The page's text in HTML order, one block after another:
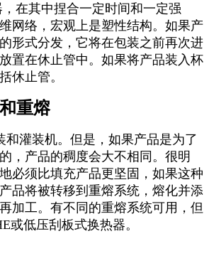
在其中捏合一定时间和一定强
网络，宏观上是塑性结构。如果产
形式分发，它将在包装之前再次进
置在休止管中。如果将产品装入杯
休止管。
重熔
和灌装机。但是，如果产品是为了
，产品的稠度会大不相同。很明
必须比填充产品更坚固，如果这种
品将被转移到重熔系统，熔化并添
加工。有不同的重熔系统可用，但
或低压刮板式换热器。